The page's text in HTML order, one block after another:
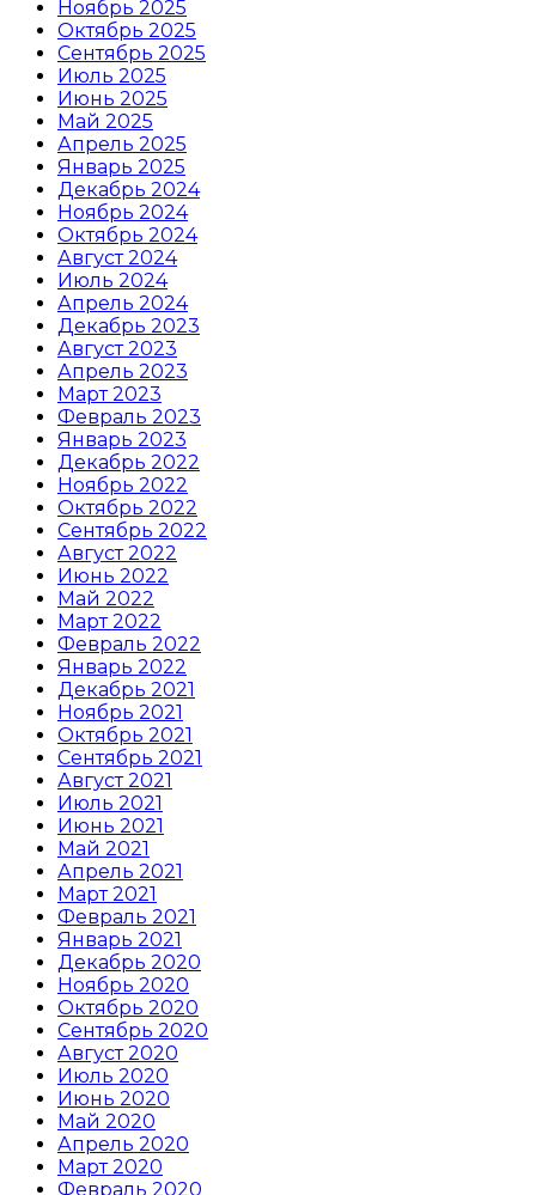
Ноябрь 2025
Октябрь 2025
Сентябрь 2025
Июль 2025
Июнь 2025
Май 2025
Апрель 2025
Январь 2025
Декабрь 2024
Ноябрь 2024
Октябрь 2024
Август 2024
Июль 2024
Апрель 2024
Декабрь 2023
Август 2023
Апрель 2023
Март 2023
Февраль 2023
Январь 2023
Декабрь 2022
Ноябрь 2022
Октябрь 2022
Сентябрь 2022
Август 2022
Июнь 2022
Май 2022
Март 2022
Февраль 2022
Январь 2022
Декабрь 2021
Ноябрь 2021
Октябрь 2021
Сентябрь 2021
Август 2021
Июль 2021
Июнь 2021
Май 2021
Апрель 2021
Март 2021
Февраль 2021
Январь 2021
Декабрь 2020
Ноябрь 2020
Октябрь 2020
Сентябрь 2020
Август 2020
Июль 2020
Июнь 2020
Май 2020
Апрель 2020
Март 2020
Февраль 2020